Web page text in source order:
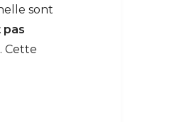
sont
pas
Cette